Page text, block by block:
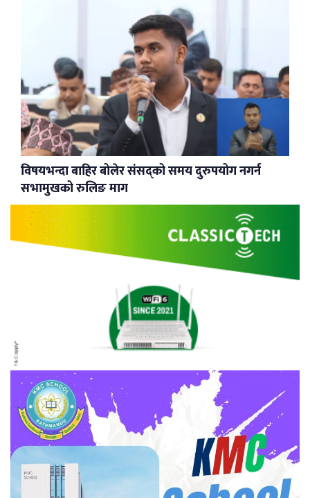
विषयभन्दा बाहिर बोलेर संसद्को समय दुरुपयोग नगर्न
सभामुखको रुलिङ माग